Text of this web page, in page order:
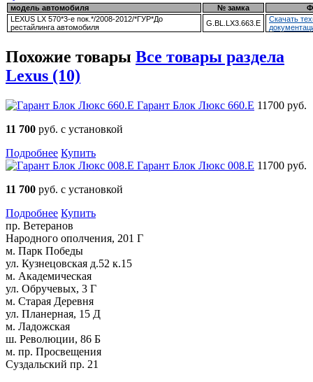
модель автомобиля № замка
LEXUS LX 570*3-е пок.*/2008-2012/*ГУР*До
рестайлинга автомобиля
G.BL.LX3.663.E
Скачать
Похожие товары Все товары раздела
Lexus (10)
Гарант Блок Люкс 660.E 11700 руб.
11 700 руб. с установкой
Подробнее Купить
Гарант Блок Люкс 008.E 11700 руб.
11 700 руб. с установкой
Подробнее Купить
пр. Ветеранов
Народного ополчения, 201 Г
м. Парк Победы
ул. Кузнецовская д.52 к.15
м. Академическая
ул. Обручевых, 3 Г
м. Старая Деревня
ул. Планерная, 15 Д
м. Ладожская
ш. Революции, 86 Б
м. пр. Просвещения
Суздальский пр. 21